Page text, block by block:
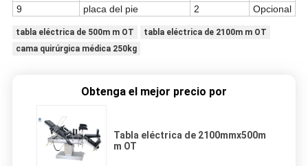
9 placa del pie 2 Opcional
tabla eléctrica de 500m m OT
tabla eléctrica de 2100m m OT
cama quirúrgica médica 250kg
Obtenga el mejor precio por
Tabla eléctrica de 2100mmx500m
m OT